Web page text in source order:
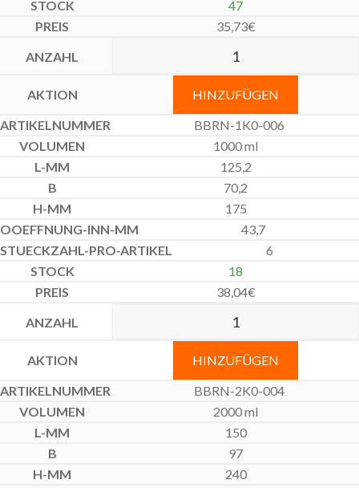
47
35,73€
HINZUFÜGEN
BBRN-1K0-006
1000 ml
125,2
70,2
175
43,7
6
18
38,04€
HINZUFÜGEN
BBRN-2K0-004
2000 ml
150
97
240